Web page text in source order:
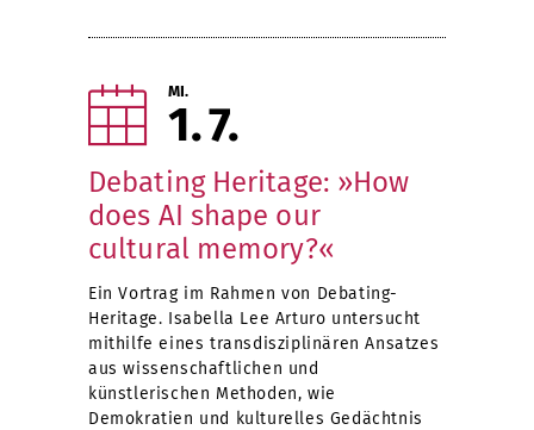
MI.
1 7
Debating Heritage: »How
does AI shape our
cultural memory?«
Ein Vortrag im Rahmen von Debating-
Heritage. Isabella Lee Arturo untersucht
mithilfe eines transdisziplinären Ansatzes
aus wissenschaftlichen und
künstlerischen Methoden, wie
Demokratien und kulturelles Gedächtnis